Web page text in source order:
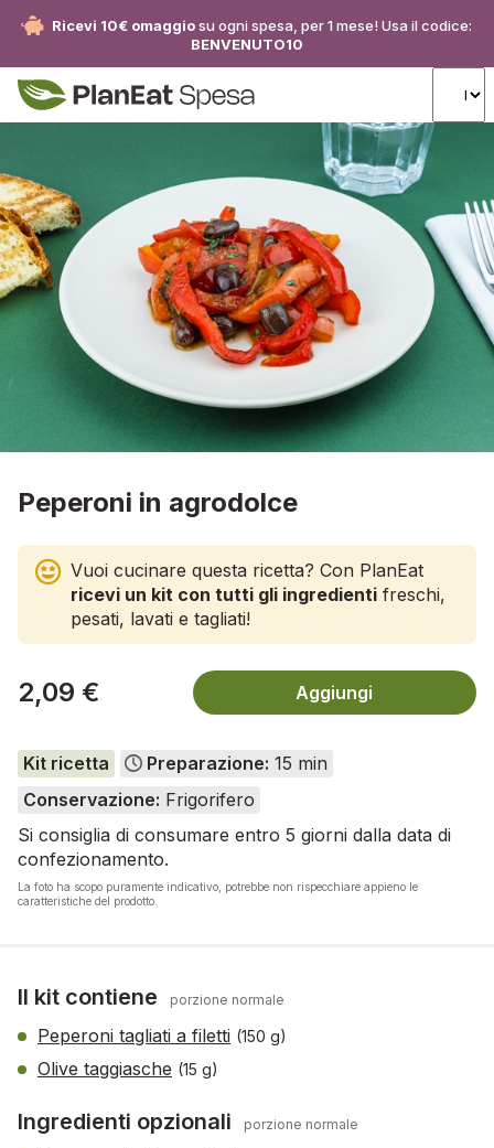
Ricevi 10€ omaggiosu ogni spesa, per 1 mese! Usa il codice:
BENVENUTO10
Peperoni in agrodolce
Vuoi cucinare questa ricetta? Con PlanEat
ricevi un kit con tutti gli ingredienti freschi,
pesati, lavati e tagliati!
2,09 € Aggiungi
Kit ricetta Preparazione: 15 min
Conservazione: Frigorifero
Si consiglia di consumare entro 5 giorni dalla data di
confezionamento.
La foto ha scopo puramente indicativo, potrebbe non rispecchiare appieno le
caratteristiche del prodotto.
Il kit contiene porzione normale
Peperoni tagliati a filetti (150 g)
Olive taggiasche (15 g)
Ingredienti opzionali porzione normale